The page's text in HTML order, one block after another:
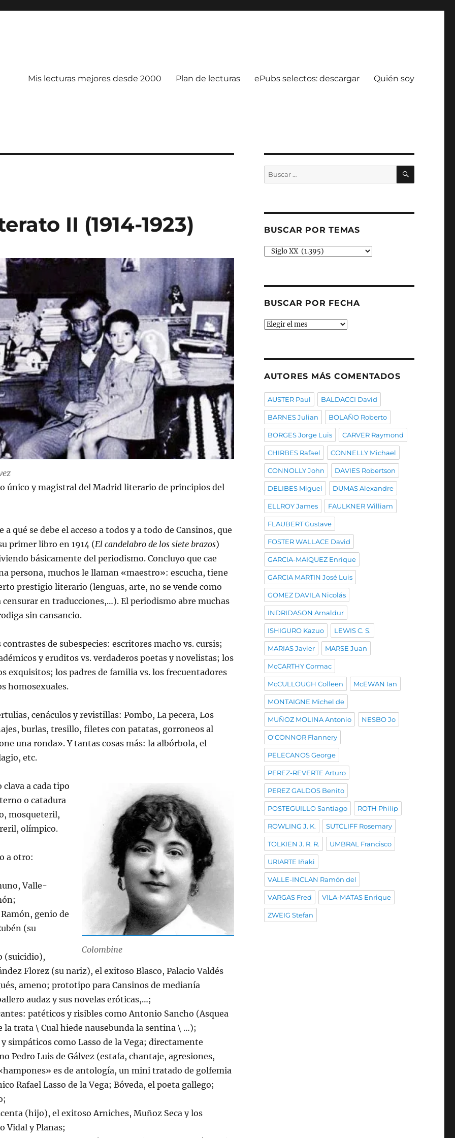
Mis lecturas mejores desde 2000 Plan de lecturas ePubs selectos: descargar Quién soy
II (1914-1923)
único y magistral del Madrid literario de principios del
a qué se debe el acceso a todos y a todo de Cansinos, que
primer libro en 1914 (El candelabro de los siete brazos)
básicamente del periodismo. Concluyo que cae
persona, muchos le llaman «maestro»: escucha, tiene
prestigio literario (lenguas, arte, no se vende como
censurar en traducciones,…). El periodismo abre muchas
sin cansancio.
de subespecies: escritores macho vs. cursis;
y eruditos vs. verdaderos poetas y novelistas; los
exquisitos; los padres de familia vs. los frecuentadores
homosexuales.
cenáculos y revistillas: Pombo, La pecera, Los
burlas, tresillo, filetes con patatas, gorroneos al
una ronda». Y tantas cosas más: la albórbola, el
etc.
Colombine
a cada tipo
o catadura
mosqueteril,
olímpico.
a otro:
Valle-
genio de
(su
(suicidio),
Florez (su nariz), el exitoso Blasco, Palacio Valdés
ameno; prototipo para Cansinos de medianía
audaz y sus novelas eróticas,…;
patéticos y risibles como Antonio Sancho (Asquea
la trata \ Cual hiede nausebunda la sentina \ …);
simpáticos como Lasso de la Vega; directamente
Pedro Luis de Gálvez (estafa, chantaje, agresiones,
es de antología, un mini tratado de golfemia
Rafael Lasso de la Vega; Bóveda, el poeta gallego;
(hijo), el exitoso Arniches, Muñoz Seca y los
Vidal y Planas;
Buscar
por:
BUSCAR
BUSCAR POR TEMAS
Buscar
BUSCAR POR FECHA
Buscar
AUTORES MÁS COMENTADOS
AUSTER Paul BALDACCI David
BARNES Julian BOLAÑO Roberto
BORGES Jorge Luis CARVER Raymond
CHIRBES Rafael CONNELLY Michael
CONNOLLY John DAVIES Robertson
DELIBES Miguel DUMAS Alexandre
ELLROY James FAULKNER William
FLAUBERT Gustave
FOSTER WALLACE David
GARCIA-MAIQUEZ Enrique
GARCIA MARTIN José Luis
GOMEZ DAVILA Nicolás
INDRIDASON Arnaldur
ISHIGURO Kazuo LEWIS C. S.
MARIAS Javier MARSE Juan
McCARTHY Cormac
McCULLOUGH Colleen McEWAN Ian
MONTAIGNE Michel de
MUÑOZ MOLINA Antonio NESBO Jo
O'CONNOR Flannery
PELECANOS George
PEREZ-REVERTE Arturo
PEREZ GALDOS Benito
POSTEGUILLO Santiago ROTH Philip
ROWLING J. K. SUTCLIFF Rosemary
TOLKIEN J. R. R. UMBRAL Francisco
URIARTE Iñaki
VALLE-INCLAN Ramón del
VARGAS Fred VILA-MATAS Enrique
ZWEIG Stefan